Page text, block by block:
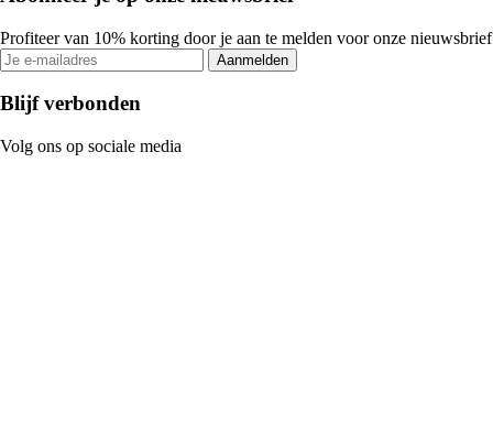
Profiteer van 10% korting door je aan te melden voor onze nieuwsbrief
Aanmelden
Blijf verbonden
Volg ons op sociale media